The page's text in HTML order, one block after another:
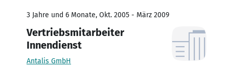
3 Jahre und 6 Monate, Okt. 2005 - März 2009
Vertriebsmitarbeiter
Innendienst
Antalis GmbH